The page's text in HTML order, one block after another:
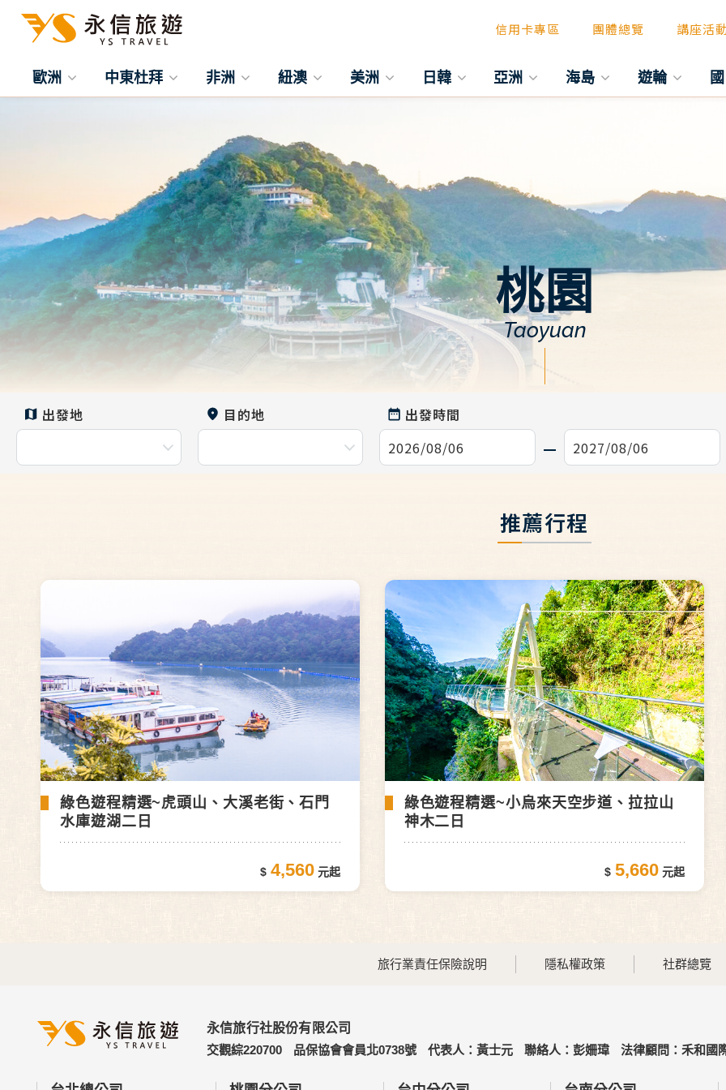
信用卡專區 團體總覽 講座活
歐洲 中東杜拜 非洲 紐澳 美洲 日韓 亞洲 海島 遊輪
桃園
Taoyuan
出發地 目的地 出發時間
推薦行程
綠色遊程精選~虎頭山、大溪老街、石門
水庫遊湖二日
4,560
綠色遊程精選~小烏來天空步道、拉拉山
神木二日
5,660
旅行業責任保險說明 隱私權政策 社群總覽
永信旅行社股份有限公司
交觀綜220700
品保協會會員北0738號 代表人：黃士元 聯絡人：彭姍瑋 法律顧問：禾和國